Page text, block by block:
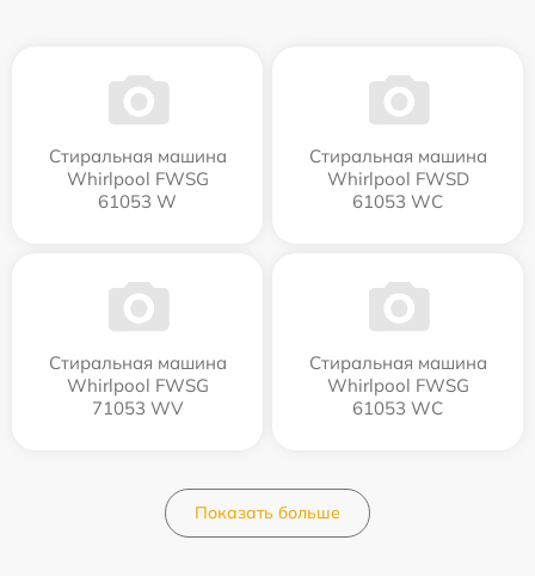
Стиральная машина
Whirlpool FWSG
61053 W
Стиральная машина
Whirlpool FWSD
61053 WC
Стиральная машина
Whirlpool FWSG
71053 WV
Стиральная машина
Whirlpool FWSG
61053 WC
Показать больше